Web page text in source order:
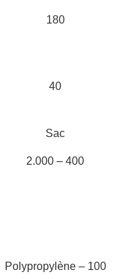
180
40
Sac
2.000 – 400
Polypropylène – 100